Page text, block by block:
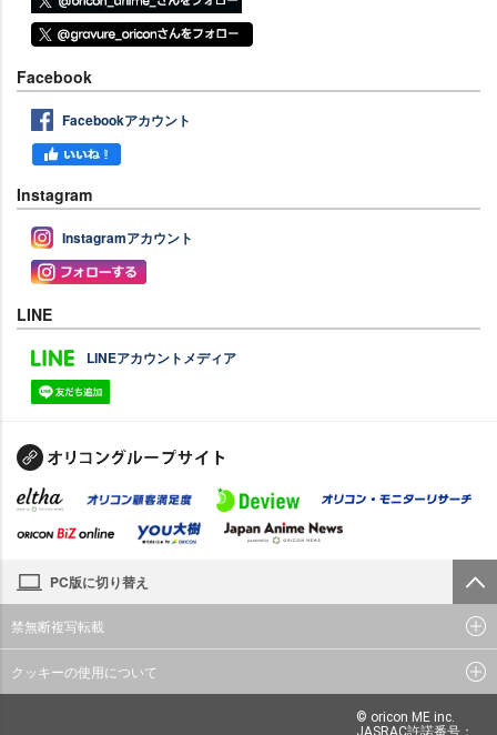
Facebook
Facebookアカウント
Instagram
Instagramアカウント
LINE
LINEアカウントメディア
PC版に切り替え
禁無断複写転載
クッキーの使用について
© oricon ME inc.
JASRAC許諾番号：